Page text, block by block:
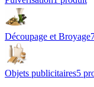
Découpage et Broyage
Objets publicitaires5